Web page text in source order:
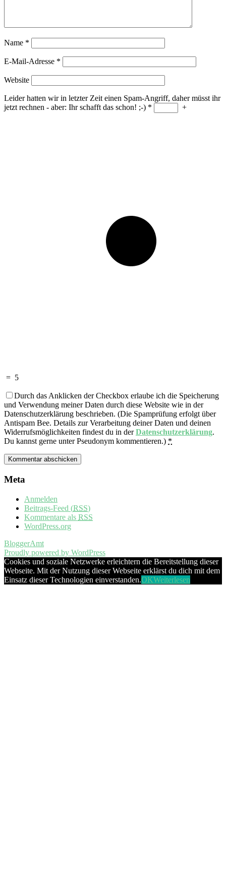
Name *
E-Mail-Adresse *
Website
Leider hatten wir in letzter Zeit einen Spam-Angriff, daher müsst ihr
jetzt rechnen - aber: Ihr schafft das schon! ;-) * +
= 5
Durch das Anklicken der Checkbox erlaube ich die Speicherung
und Verwendung meiner Daten durch diese Website wie in der
Datenschutzerklärung beschrieben. (Die Spamprüfung erfolgt über
Antispam Bee. Details zur Verarbeitung deiner Daten und deinen
Widerrufsmöglichkeiten findest du in derDatenschutzerklärung.
Du kannst gerne unter Pseudonym kommentieren.) *
Meta
Anmelden
Beitrags-Feed (RSS)
Kommentare als RSS
WordPress.org
BloggerAmt
Proudly powered by WordPress
Cookies und soziale Netzwerke erleichtern die Bereitstellung dieser
Webseite. Mit der Nutzung dieser Webseite erklärst du dich mit dem
Einsatz dieser Technologien einverstanden.OKWeiterlesen